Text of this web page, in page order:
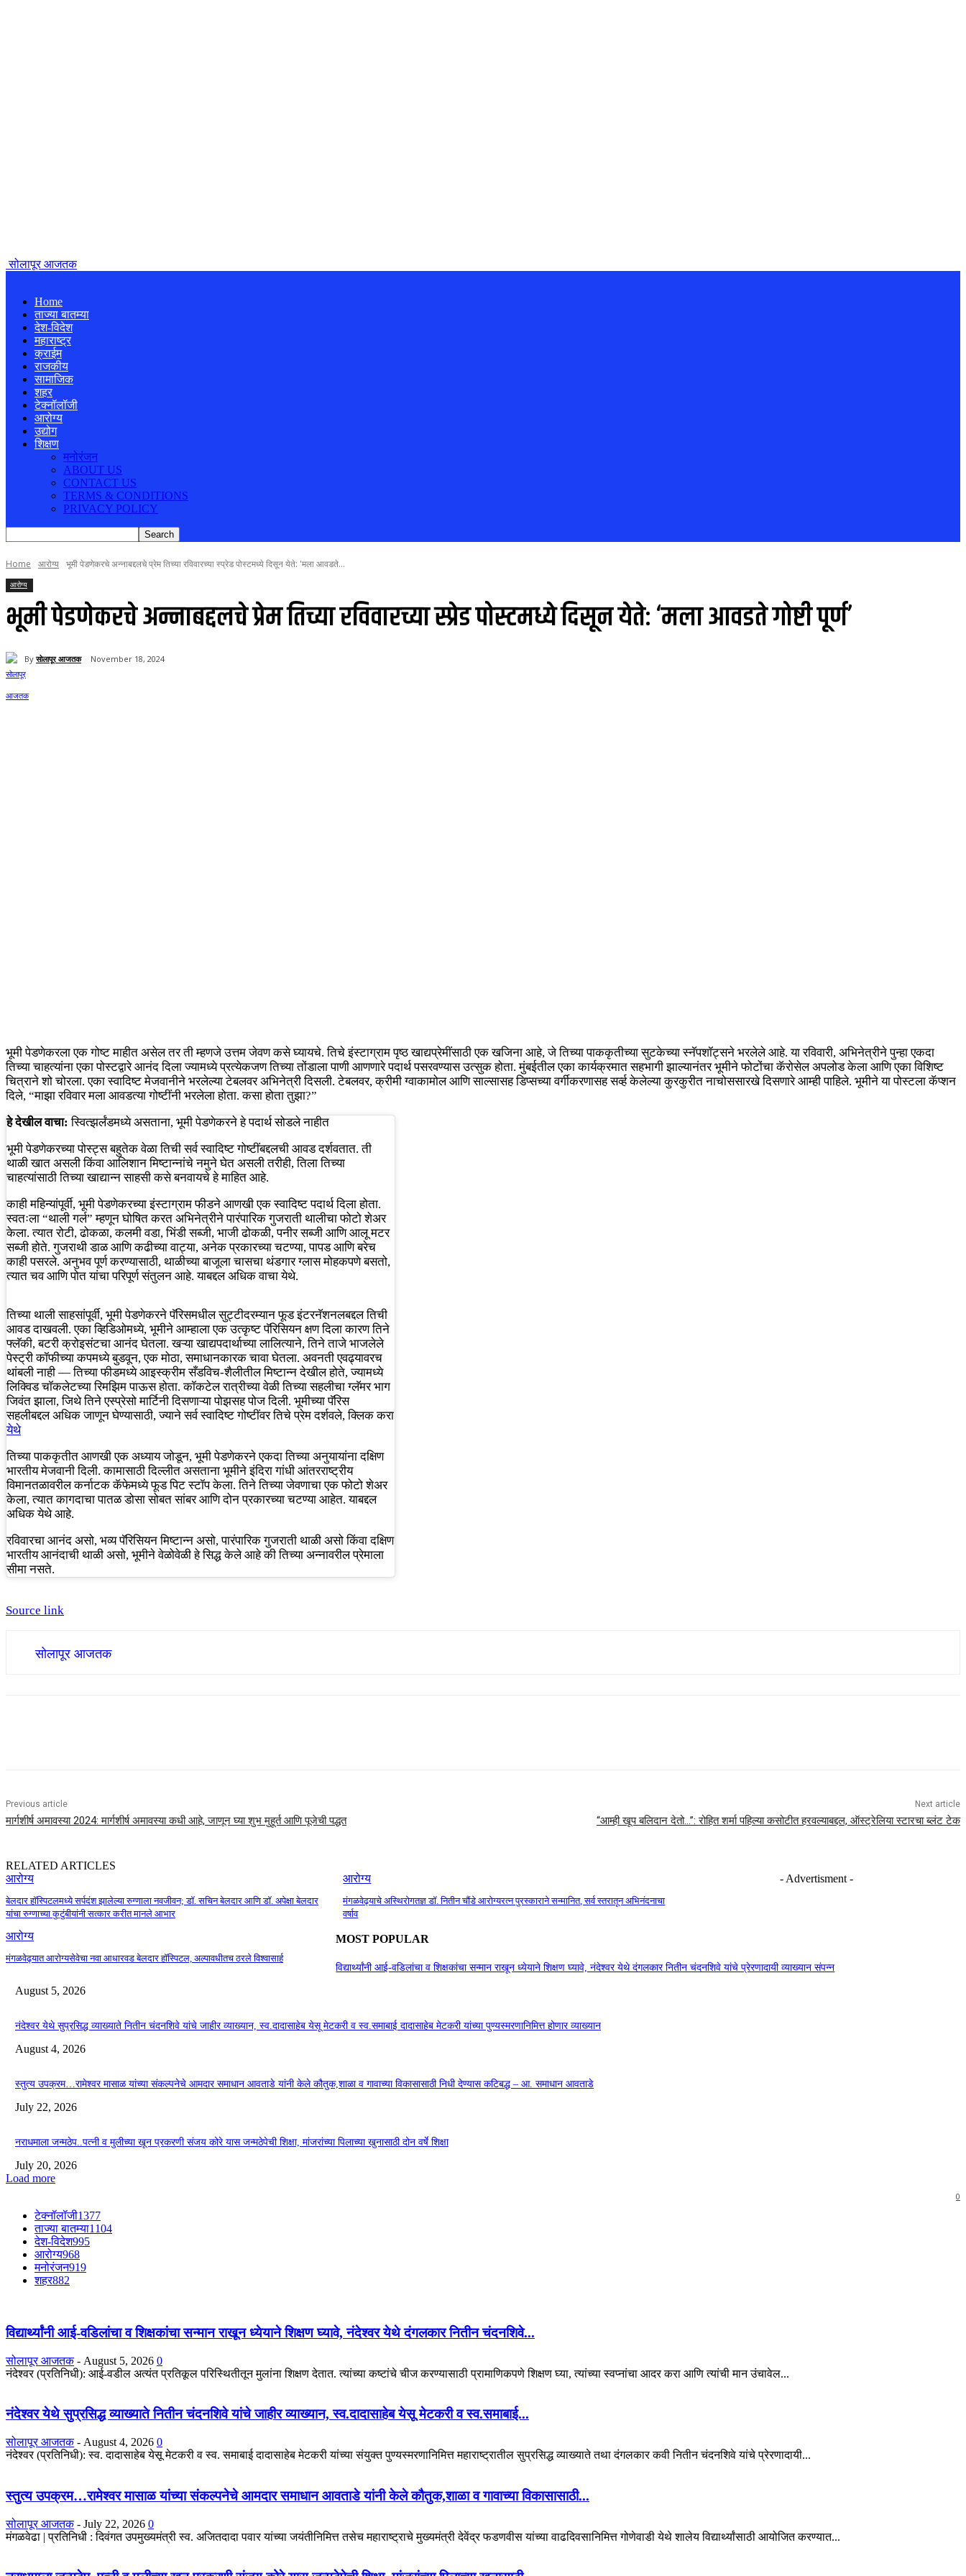
सोलापूर आजतक
Home
ताज्या बातम्या
देश-विदेश
महाराष्ट्र
क्राईम
राजकीय
सामाजिक
शहर
टेक्नॉलॉजी
आरोग्य
उद्योग
शिक्षण
मनोरंजन
ABOUT US
CONTACT US
TERMS & CONDITIONS
PRIVACY POLICY
Home आरोग्य भूमी पेडणेकरचे अन्नाबद्दलचे प्रेम तिच्या रविवारच्या स्प्रेड पोस्टमध्ये दिसून येते: 'मला आवडते...
आरोग्य
भूमी पेडणेकरचे अन्नाबद्दलचे प्रेम तिच्या रविवारच्या स्प्रेड पोस्टमध्ये दिसून येते: ‘मला आवडते गोष्टी पूर्ण’
By सोलापूर आजतक November 18, 2024
भूमी पेडणेकरला एक गोष्ट माहीत असेल तर ती म्हणजे उत्तम जेवण कसे घ्यायचे. तिचे इंस्टाग्राम पृष्ठ खाद्यप्रेमींसाठी एक खजिना आहे, जे तिच्या पाककृतीच्या सुटकेच्या स्नॅपशॉट्सने भरलेले आहे. या रविवारी, अभिनेत्रीने पुन्हा एकदा
तिच्या चाहत्यांना एका पोस्टद्वारे आनंद दिला ज्यामध्ये प्रत्येकजण तिच्या तोंडाला पाणी आणणारे पदार्थ पसरवण्यास उत्सुक होता. मुंबईतील एका कार्यक्रमात सहभागी झाल्यानंतर भूमीने फोटोंचा कॅरोसेल अपलोड केला आणि एका विशिष्ट
चित्राने शो चोरला. एका स्वादिष्ट मेजवानीने भरलेल्या टेबलवर अभिनेत्री दिसली. टेबलवर, क्रीमी ग्वाकामोल आणि साल्सासह डिप्सच्या वर्गीकरणासह सर्व्ह केलेल्या कुरकुरीत नाचोससारखे दिसणारे आम्ही पाहिले. भूमीने या पोस्टला कॅप्शन
दिले, “माझा रविवार मला आवडत्या गोष्टींनी भरलेला होता. कसा होता तुझा?”
हे देखील वाचा:स्वित्झर्लंडमध्ये असताना, भूमी पेडणेकरने हे पदार्थ सोडले नाहीत
भूमी पेडणेकरच्या पोस्ट्स बहुतेक वेळा तिची सर्व स्वादिष्ट गोष्टींबद्दलची आवड दर्शवतात. ती
थाळी खात असली किंवा आलिशान मिष्टान्नांचे नमुने घेत असली तरीही, तिला तिच्या
चाहत्यांसाठी तिच्या खाद्यान्न साहसी कसे बनवायचे हे माहित आहे.
काही महिन्यांपूर्वी, भूमी पेडणेकरच्या इंस्टाग्राम फीडने आणखी एक स्वादिष्ट पदार्थ दिला होता.
स्वतःला “थाली गर्ल” म्हणून घोषित करत अभिनेत्रीने पारंपारिक गुजराती थालीचा फोटो शेअर
केला. त्यात रोटी, ढोकळा, कलमी वडा, भिंडी सब्जी, भाजी ढोकळी, पनीर सब्जी आणि आलू मटर
सब्जी होते. गुजराथी डाळ आणि कढीच्या वाट्या, अनेक प्रकारच्या चटण्या, पापड आणि बरेच
काही पसरले. अनुभव पूर्ण करण्यासाठी, थाळीच्या बाजूला चासचा थंडगार ग्लास मोहकपणे बसतो,
त्यात चव आणि पोत यांचा परिपूर्ण संतुलन आहे. याबद्दल अधिक वाचा येथे.
तिच्या थाली साहसांपूर्वी, भूमी पेडणेकरने पॅरिसमधील सुट्टीदरम्यान फूड इंटरनॅशनलबद्दल तिची
आवड दाखवली. एका व्हिडिओमध्ये, भूमीने आम्हाला एक उत्कृष्ट पॅरिसियन क्षण दिला कारण तिने
फ्लॅकी, बटरी क्रोइसंटचा आनंद घेतला. खऱ्या खाद्यपदार्थाच्या लालित्याने, तिने ताजे भाजलेले
पेस्ट्री कॉफीच्या कपमध्ये बुडवून, एक मोठा, समाधानकारक चावा घेतला. अवनती एवढ्यावरच
थांबली नाही — तिच्या फीडमध्ये आइस्क्रीम सँडविच-शैलीतील मिष्टान्न देखील होते, ज्यामध्ये
लिक्विड चॉकलेटच्या रिमझिम पाऊस होता. कॉकटेल रात्रीच्या वेळी तिच्या सहलीचा ग्लॅमर भाग
जिवंत झाला, जिथे तिने एस्प्रेसो मार्टिनी दिसणाऱ्या पोझसह पोज दिली. भूमीच्या पॅरिस
सहलीबद्दल अधिक जाणून घेण्यासाठी, ज्याने सर्व स्वादिष्ट गोष्टींवर तिचे प्रेम दर्शवले, क्लिक करा
येथे
तिच्या पाककृतीत आणखी एक अध्याय जोडून, ​​भूमी पेडणेकरने एकदा तिच्या अनुयायांना दक्षिण
भारतीय मेजवानी दिली. कामासाठी दिल्लीत असताना भूमीने इंदिरा गांधी आंतरराष्ट्रीय
विमानतळावरील कर्नाटक कॅफेमध्ये फूड पिट स्टॉप केला. तिने तिच्या जेवणाचा एक फोटो शेअर
केला, त्यात कागदाचा पातळ डोसा सोबत सांबर आणि दोन प्रकारच्या चटण्या आहेत. याबद्दल
अधिक येथे आहे.
रविवारचा आनंद असो, भव्य पॅरिसियन मिष्टान्न असो, पारंपारिक गुजराती थाळी असो किंवा दक्षिण
भारतीय आनंदाची थाळी असो, भूमीने वेळोवेळी हे सिद्ध केले आहे की तिच्या अन्नावरील प्रेमाला
सीमा नसते.
Source link
सोलापूर आजतक
Previous article
मार्गशीर्ष अमावस्या 2024: मार्गशीर्ष अमावस्या कधी आहे, जाणून घ्या शुभ मुहूर्त आणि पूजेची पद्धत
Next article
“आम्ही खूप बलिदान देतो…”: रोहित शर्मा पहिल्या कसोटीत हरवल्याबद्दल, ऑस्ट्रेलिया स्टारचा ब्लंट टेक
RELATED ARTICLES
आरोग्य
बेलदार हॉस्पिटलमध्ये सर्पदंश झालेल्या रुग्णाला नवजीवन; डॉ. सचिन बेलदार आणि डॉ. अपेक्षा बेलदार
यांचा रुग्णाच्या कुटुंबीयांनी सत्कार करीत मानले आभार
आरोग्य
मंगळवेढ्याचे अस्थिरोगतज्ञ डॉ. नितीन चौंडे आरोग्यरत्न पुरस्काराने सन्मानित, सर्व स्तरातून अभिनंदनाचा
वर्षाव
आरोग्य
मंगळवेढ्यात आरोग्यसेवेचा नवा आधारवड बेलदार हॉस्पिटल, अल्पावधीतच ठरले विश्वासार्ह
- Advertisment -
MOST POPULAR
विद्यार्थ्यांनी आई-वडिलांचा व शिक्षकांचा सन्मान राखून ध्येयाने शिक्षण घ्यावे, नंदेश्वर येथे दंगलकार नितीन चंदनशिवे यांचे प्रेरणादायी व्याख्यान संपन्न
August 5, 2026
नंदेश्वर येथे सुप्रसिद्ध व्याख्याते नितीन चंदनशिवे यांचे जाहीर व्याख्यान, स्व.दादासाहेब येसू मेटकरी व स्व.समाबाई दादासाहेब मेटकरी यांच्या पुण्यस्मरणानिमित्त होणार व्याख्यान
August 4, 2026
स्तुत्य उपक्रम…रामेश्वर मासाळ यांच्या संकल्पनेचे आमदार समाधान आवताडे यांनी केले कौतुक,शाळा व गावाच्या विकासासाठी निधी देण्यास कटिबद्ध – आ. समाधान आवताडे
July 22, 2026
नराधमाला जन्मठेप..पत्नी व मुलीच्या खून प्रकरणी संजय कोरे यास जन्मठेपेची शिक्षा, मांजरांच्या पिलाच्या खुनासाठी दोन वर्षे शिक्षा
July 20, 2026
Load more
0
टेक्नॉलॉजी1377
ताज्या बातम्या1104
देश-विदेश995
आरोग्य968
मनोरंजन919
शहर882
विद्यार्थ्यांनी आई-वडिलांचा व शिक्षकांचा सन्मान राखून ध्येयाने शिक्षण घ्यावे, नंदेश्वर येथे दंगलकार नितीन चंदनशिवे...
सोलापूर आजतक - August 5, 2026 0
नंदेश्वर (प्रतिनिधी): आई-वडील अत्यंत प्रतिकूल परिस्थितीतून मुलांना शिक्षण देतात. त्यांच्या कष्टांचे चीज करण्यासाठी प्रामाणिकपणे शिक्षण घ्या, त्यांच्या स्वप्नांचा आदर करा आणि त्यांची मान उंचावेल...
नंदेश्वर येथे सुप्रसिद्ध व्याख्याते नितीन चंदनशिवे यांचे जाहीर व्याख्यान, स्व.दादासाहेब येसू मेटकरी व स्व.समाबाई...
सोलापूर आजतक - August 4, 2026 0
नंदेश्वर (प्रतिनिधी): स्व. दादासाहेब येसू मेटकरी व स्व. समाबाई दादासाहेब मेटकरी यांच्या संयुक्त पुण्यस्मरणानिमित्त महाराष्ट्रातील सुप्रसिद्ध व्याख्याते तथा दंगलकार कवी नितीन चंदनशिवे यांचे प्रेरणादायी...
स्तुत्य उपक्रम…रामेश्वर मासाळ यांच्या संकल्पनेचे आमदार समाधान आवताडे यांनी केले कौतुक,शाळा व गावाच्या विकासासाठी...
सोलापूर आजतक - July 22, 2026 0
मंगळवेढा | प्रतिनिधी : दिवंगत उपमुख्यमंत्री स्व. अजितदादा पवार यांच्या जयंतीनिमित्त तसेच महाराष्ट्राचे मुख्यमंत्री देवेंद्र फडणवीस यांच्या वाढदिवसानिमित्त गोणेवाडी येथे शालेय विद्यार्थ्यांसाठी आयोजित करण्यात...